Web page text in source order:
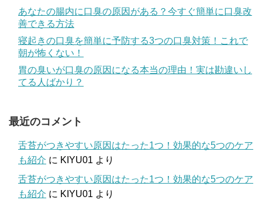
あなたの腸内に口臭の原因がある？今すぐ簡単に口臭改
善できる方法
寝起きの口臭を簡単に予防する3つの口臭対策！これで
朝が怖くない！
胃の臭いが口臭の原因になる本当の理由！実は勘違いし
てる人ばかり？
最近のコメント
舌苔がつきやすい原因はたった1つ！効果的な5つのケア
も紹介 に KIYU01 より
舌苔がつきやすい原因はたった1つ！効果的な5つのケア
も紹介 に KIYU01 より